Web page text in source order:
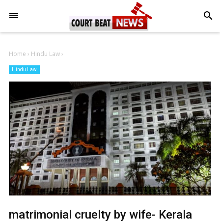
search
Home › Hindu Law›
Hindu Law
matrimonial cruelty by wife- Kerala